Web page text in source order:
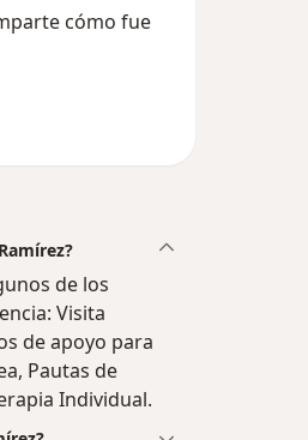
cómo fue
de los
Visita
de apoyo para
Pautas de
Individual.